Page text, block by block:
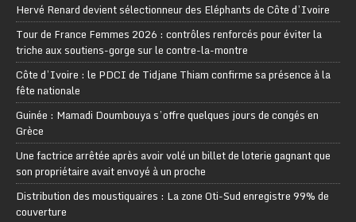
Hervé Renard devient sélectionneur des Eléphants de Côte d’Ivoire
Tour de France Femmes 2026 : contrôles renforcés pour éviter la
triche aux soutiens-gorge sur le contre-la-montre
Côte d’Ivoire : le PDCI de Tidjane Thiam confirme sa présence à la
fête nationale
Guinée : Mamadi Doumbouya s’offre quelques jours de congés en
Grèce
Une factrice arrêtée après avoir volé un billet de loterie gagnant que
son propriétaire avait envoyé à un proche
Distribution des moustiquaires : La zone Oti-Sud enregistre 99% de
couverture